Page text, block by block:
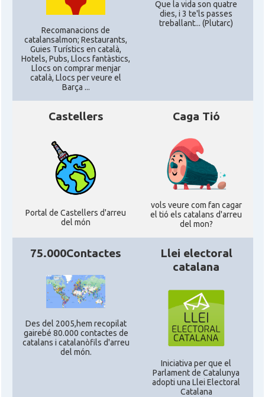
CAMON Catalans a READING
CAMON Catalans a RUGBY
CAMON Catalans a SHEFFIELD
CAMON Catalans a STIRLING
CAMON Catalans a WIGHT
CAMON Catalans a YORK
Casal
Delegació
Delegació del Govern al Regne Unit
Consolat
Consolat general a London
Recomanacions de
catalansalmon; Restaurants,
Guies Turístics en català,
Hotels, Pubs, Llocs fantàstics,
Llocs on comprar menjar
català, Llocs per veure el
Barça ...
Que la vida son quatre
dies, i 3 te'ls passes
treballant... (Plutarc)
Castellers
Portal de Castellers d'arreu
del món
Caga Tió
vols veure com fan cagar
el tió els catalans d'arreu
del mon?
75.000Contactes
Des del 2005,hem recopilat
gairebé 80.000 contactes de
catalans i catalanòfils d'arreu
del món.
Llei electoral
catalana
Iniciativa per que el
Parlament de Catalunya
adopti una Llei Electoral
Catalana